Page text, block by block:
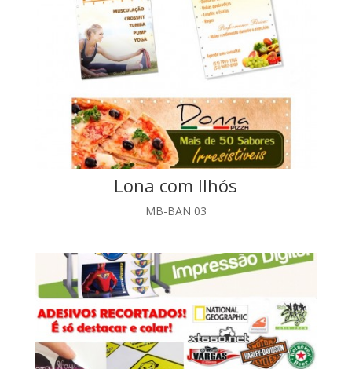
Lona com Ilhós
MB-BAN 03